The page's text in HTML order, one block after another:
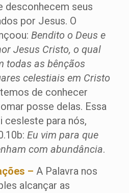
desconhecem seus
por Jesus. O
Bendito o Deus e
Jesus Cristo, o qual
todas as bênçãos
celestiais em Cristo
de conhecer
posse delas. Essa
cesleste para nós,
Eu vim para que
com abundância.
– A Palavra nos
alcançar as